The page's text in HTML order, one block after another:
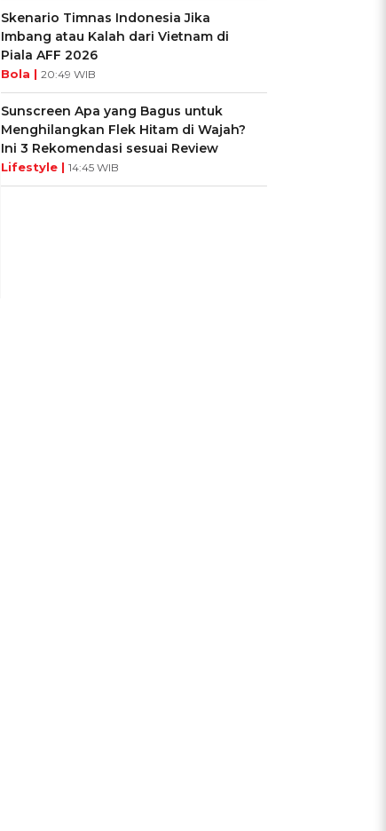
Skenario Timnas Indonesia Jika
Imbang atau Kalah dari Vietnam di
Piala AFF 2026
Bola | 20:49 WIB
Sunscreen Apa yang Bagus untuk
Menghilangkan Flek Hitam di Wajah?
Ini 3 Rekomendasi sesuai Review
Lifestyle | 14:45 WIB